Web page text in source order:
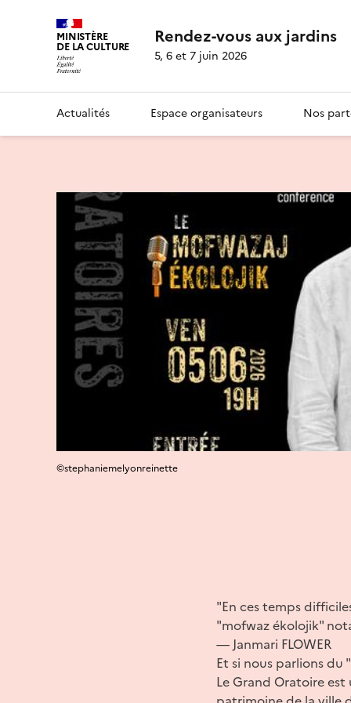
MINISTÈRE
DE LA CULTURE Rendez-vous aux jardins
5, 6 et 7 juin 2026
Actualités Espace organisateurs Nos
©stephaniemelyonreinette
"En ces temps
"mofwaz ékolojik"
— Janmari FLOWER
Et si nous parlions
Le Grand Oratoire